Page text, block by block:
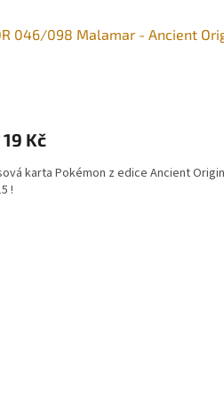
046/098 Malamar - Ancient
19 Kč
karta Pokémon z edice Ancient
!